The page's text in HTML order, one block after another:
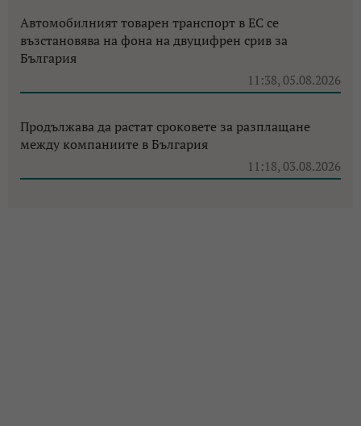
Автомобилният товарен транспорт в ЕС се
възстановява на фона на двуцифрен срив за
България
11:38, 05.08.2026
Продължава да растат сроковете за разплащане
между компаниите в България
11:18, 03.08.2026